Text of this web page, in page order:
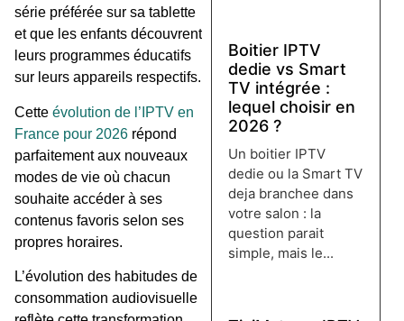
série préférée sur sa tablette
et que les enfants découvrent
leurs programmes éducatifs
sur leurs appareils respectifs.
Cette évolution de l’IPTV en
France pour 2026 répond
parfaitement aux nouveaux
modes de vie où chacun
souhaite accéder à ses
contenus favoris selon ses
propres horaires.
L’évolution des habitudes de
consommation audiovisuelle
Boitier IPTV
dedie vs Smart
TV intégrée :
lequel choisir en
2026 ?
Un boitier IPTV
dedie ou la Smart TV
deja branchee dans
votre salon : la
question parait
simple, mais le...